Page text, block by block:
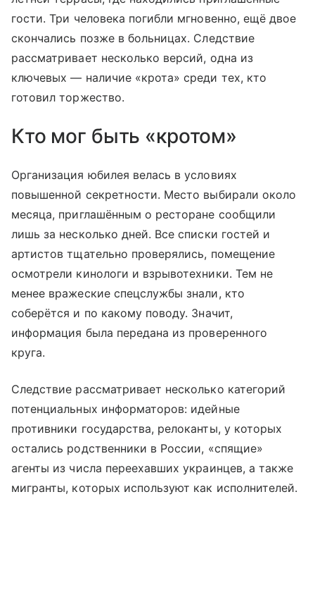
гости. Три человека погибли мгновенно, ещё двое
скончались позже в больницах. Следствие
рассматривает несколько версий, одна из
ключевых — наличие «крота» среди тех, кто
готовил торжество.
Кто мог быть «кротом»
Организация юбилея велась в условиях
повышенной секретности. Место выбирали около
месяца, приглашённым о ресторане сообщили
лишь за несколько дней. Все списки гостей и
артистов тщательно проверялись, помещение
осмотрели кинологи и взрывотехники. Тем не
менее вражеские спецслужбы знали, кто
соберётся и по какому поводу. Значит,
информация была передана из проверенного
круга.
Следствие рассматривает несколько категорий
потенциальных информаторов: идейные
противники государства, релоканты, у которых
остались родственники в России, «спящие»
агенты из числа переехавших украинцев, а также
мигранты, которых используют как исполнителей.